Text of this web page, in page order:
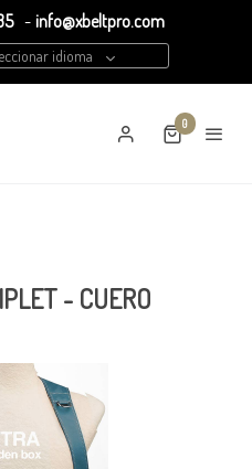
- info@xbeltpro.com
idioma
0
- CUERO